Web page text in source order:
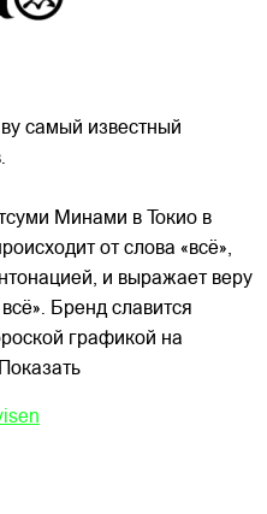
самый известный
Минами в Токио в
от слова «всё»,
и выражает веру
Бренд славится
графикой на